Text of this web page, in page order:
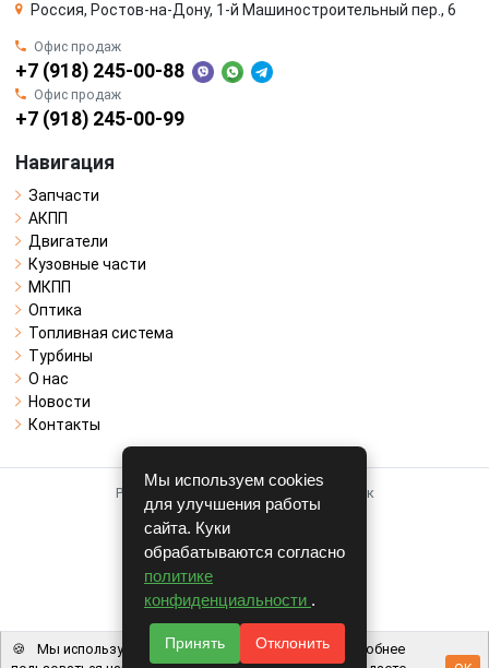
Россия, Ростов-на-Дону, 1-й Машиностроительный пер., 6
Офис продаж
+7 (918) 245-00-88
Офис продаж
+7 (918) 245-00-99
Навигация
Запчасти
АКПП
Двигатели
Кузовные части
МКПП
Оптика
Топливная система
Турбины
О нас
Новости
Контакты
Работает на системе для авторазборок
CARRO.БИЗНЕС
Полная версия
© COPYRIGHT 2026 г.
v1.1.24
Мы используем cookies
для улучшения работы
сайта. Куки
обрабатываются согласно
политике
конфиденциальности .
Принять Отклонить
🍪
Мы используем файлы cookie, чтобы вам было удобнее